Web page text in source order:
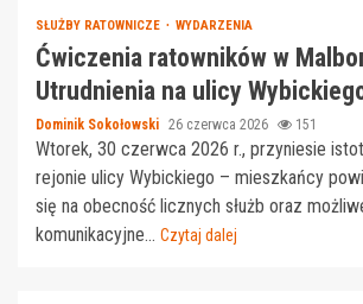
SŁUŻBY RATOWNICZE WYDARZENIA
Ćwiczenia ratowników w
Utrudnienia na ulicy
Dominik Sokołowski 26 czerwca 2026 151
Wtorek, 30 czerwca 2026 r., przyniesie
rejonie ulicy Wybickiego – mieszkańcy
się na obecność licznych służb oraz
komunikacyjne... Czytaj dalej